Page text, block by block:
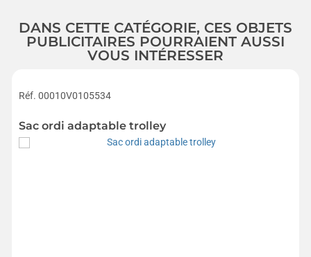
DANS CETTE CATÉGORIE, CES OBJETS
PUBLICITAIRES POURRAIENT AUSSI
VOUS INTÉRESSER
Réf. 00010V0105534
Sac ordi adaptable trolley